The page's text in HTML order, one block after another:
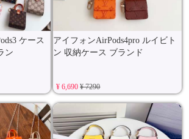
ケース
ン
アイフォンAirPods4pro ルイビト
ン 収納ケース ブランド
¥ 6,690¥ 7290